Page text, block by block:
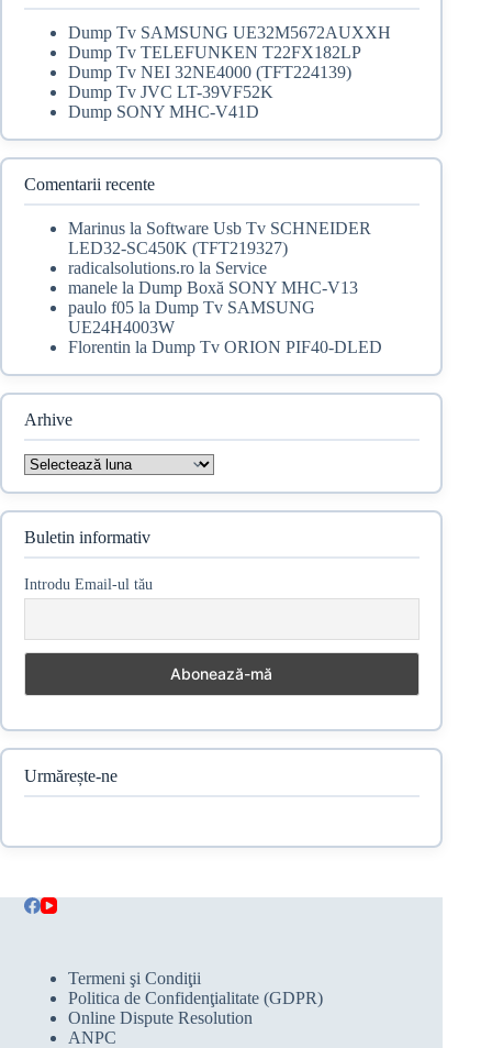
Dump Tv SAMSUNG UE32M5672AUXXH
Dump Tv TELEFUNKEN T22FX182LP
Dump Tv NEI 32NE4000 (TFT224139)
Dump Tv JVC LT-39VF52K
Dump SONY MHC-V41D
Comentarii recente
Marinusla Software Usb Tv SCHNEIDER
LED32-SC450K (TFT219327)
radicalsolutions.rola Service
manelela Dump Boxă SONY MHC-V13
paulo f05la Dump Tv SAMSUNG
UE24H4003W
Florentin la Dump Tv ORION PIF40-DLED
Arhive
Arhive
Buletin informativ
Introdu Email-ul tău
Urmărește-ne
Termeni şi Condiţii
Politica de Confidenţialitate (GDPR)
Online Dispute Resolution
ANPC